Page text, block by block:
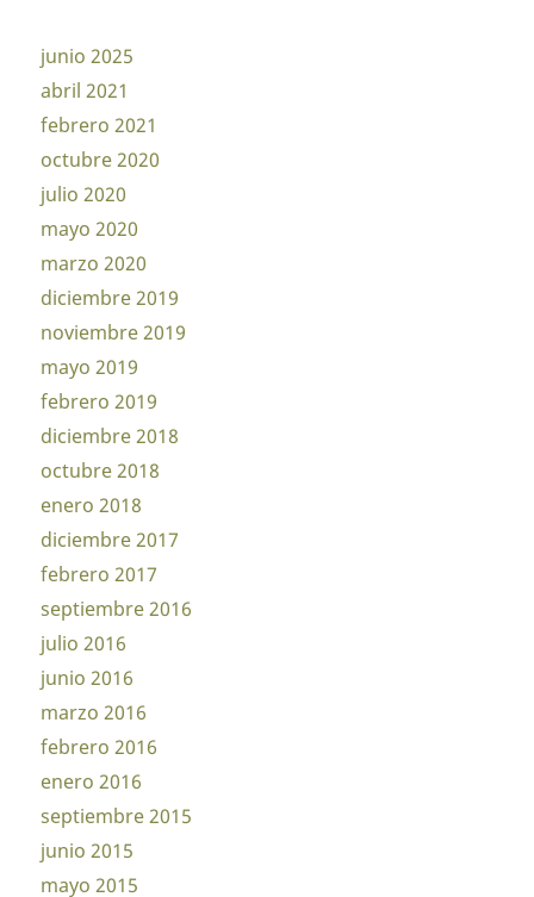
junio 2025
abril 2021
febrero 2021
octubre 2020
julio 2020
mayo 2020
marzo 2020
diciembre 2019
noviembre 2019
mayo 2019
febrero 2019
diciembre 2018
octubre 2018
enero 2018
diciembre 2017
febrero 2017
septiembre 2016
julio 2016
junio 2016
marzo 2016
febrero 2016
enero 2016
septiembre 2015
junio 2015
mayo 2015